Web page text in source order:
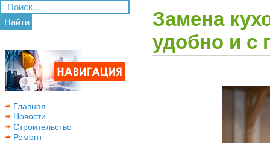
Найти
Главная
Новости
Строительство
Ремонт
Замена
удобно и с